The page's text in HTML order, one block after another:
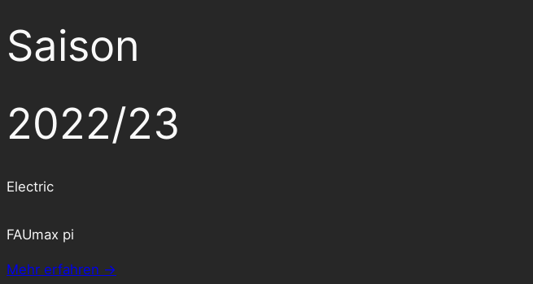
Saison
2022/23
Electric
FAUmax pi
Mehr erfahren →